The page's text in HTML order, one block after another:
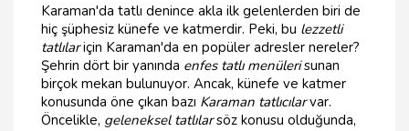
Karaman'da tatlı denince akla ilk gelenlerden biri de
hiç şüphesiz künefe ve katmerdir. Peki, bu lezzetli
tatlılariçin Karaman'da en popüler adresler nereler?
Şehrin dört bir yanında enfes tatlı menülerisunan
birçok mekan bulunuyor. Ancak, künefe ve katmer
konusunda öne çıkan bazı Karaman tatlıcılarvar.
Öncelikle, geleneksel tatlılarsöz konusu olduğunda,